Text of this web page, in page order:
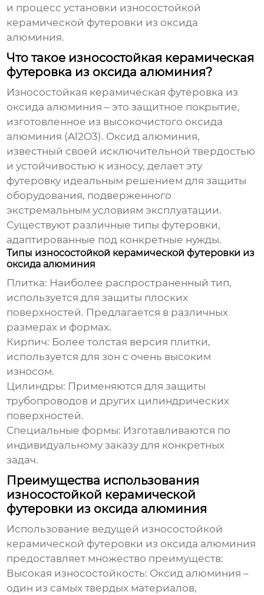
и процесс установки износостойкой
керамической футеровки из оксида
алюминия.
Что такое износостойкая керамическая
футеровка из оксида алюминия?
Износостойкая керамическая футеровка из
оксида алюминия – это защитное покрытие,
изготовленное из высокочистого оксида
алюминия (Al2O3). Оксид алюминия,
известный своей исключительной твердостью
и устойчивостью к износу, делает эту
футеровку идеальным решением для защиты
оборудования, подверженного
экстремальным условиям эксплуатации.
Существуют различные типы футеровки,
адаптированные под конкретные нужды.
Типы износостойкой керамической футеровки из
оксида алюминия
Плитка: Наиболее распространенный тип,
используется для защиты плоских
поверхностей. Предлагается в различных
размерах и формах.
Кирпич: Более толстая версия плитки,
используется для зон с очень высоким
износом.
Цилиндры: Применяются для защиты
трубопроводов и других цилиндрических
поверхностей.
Специальные формы: Изготавливаются по
индивидуальному заказу для конкретных
задач.
Преимущества использования
износостойкой керамической
футеровки из оксида алюминия
Использование ведущей износостойкой
керамической футеровки из оксида алюминия
предоставляет множество преимуществ:
Высокая износостойкость: Оксид алюминия –
один из самых твердых материалов,